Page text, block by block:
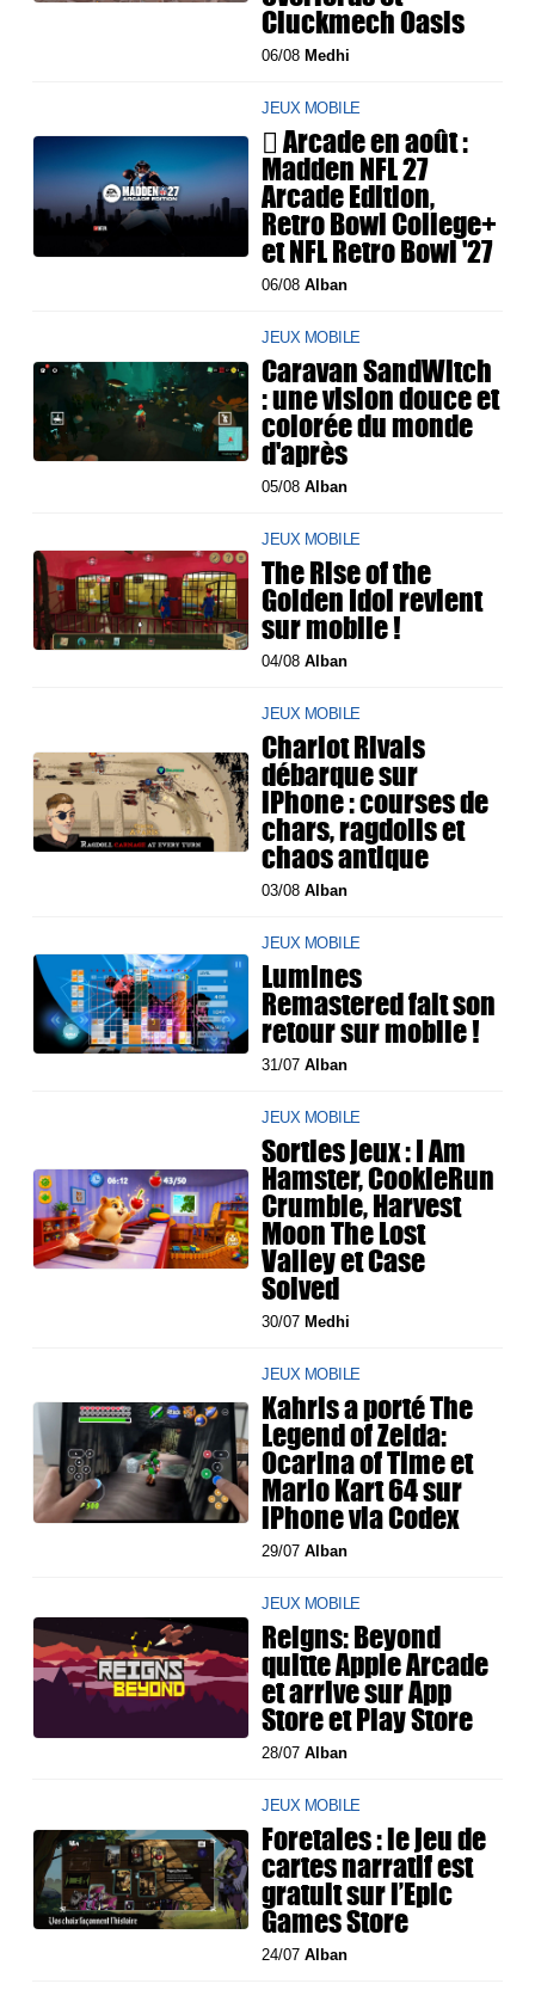
Cluckmech Oasis
06/08 Medhi
JEUX MOBILE
 Arcade en août :
Madden NFL 27
Arcade Edition,
Retro Bowl College+
et NFL Retro Bowl '27
06/08Alban
JEUX MOBILE
Caravan SandWitch
: une vision douce et
colorée du monde
d'après
05/08Alban
JEUX MOBILE
The Rise of the
Golden Idol revient
sur mobile !
04/08Alban
JEUX MOBILE
Chariot Rivals
débarque sur
iPhone : courses de
chars, ragdolls et
chaos antique
03/08Alban
JEUX MOBILE
Lumines
Remastered fait son
retour sur mobile !
31/07Alban
JEUX MOBILE
Sorties jeux : I Am
Hamster, CookieRun
Crumble, Harvest
Moon The Lost
Valley et Case
Solved
30/07 Medhi
JEUX MOBILE
Kahris a porté The
Legend of Zelda:
Ocarina of Time et
Mario Kart 64 sur
iPhone via Codex
29/07Alban
JEUX MOBILE
Reigns: Beyond
quitte Apple Arcade
et arrive sur App
Store et Play Store
28/07Alban
JEUX MOBILE
Foretales : le jeu de
cartes narratif est
gratuit sur l’Epic
Games Store
24/07Alban